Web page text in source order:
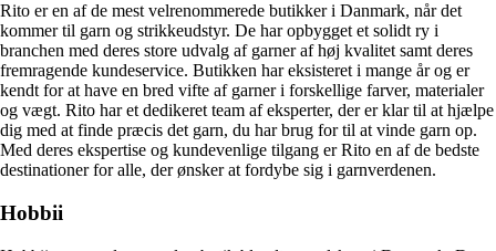
Rito er en af de mest velrenommerede butikker i Danmark, når det
kommer til garn og strikkeudstyr. De har opbygget et solidt ry i
branchen med deres store udvalg af garner af høj kvalitet samt deres
fremragende kundeservice. Butikken har eksisteret i mange år og er
kendt for at have en bred vifte af garner i forskellige farver, materialer
og vægt. Rito har et dedikeret team af eksperter, der er klar til at hjælpe
dig med at finde præcis det garn, du har brug for til at vinde garn op.
Med deres ekspertise og kundevenlige tilgang er Rito en af de bedste
destinationer for alle, der ønsker at fordybe sig i garnverdenen.
Hobbii